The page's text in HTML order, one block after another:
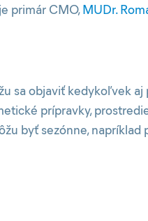
primár CMO,MUDr.
sa objaviť kedykoľvek aj
prípravky,
byť sezónne, napríklad